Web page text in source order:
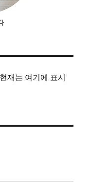
재는 여기에 표시